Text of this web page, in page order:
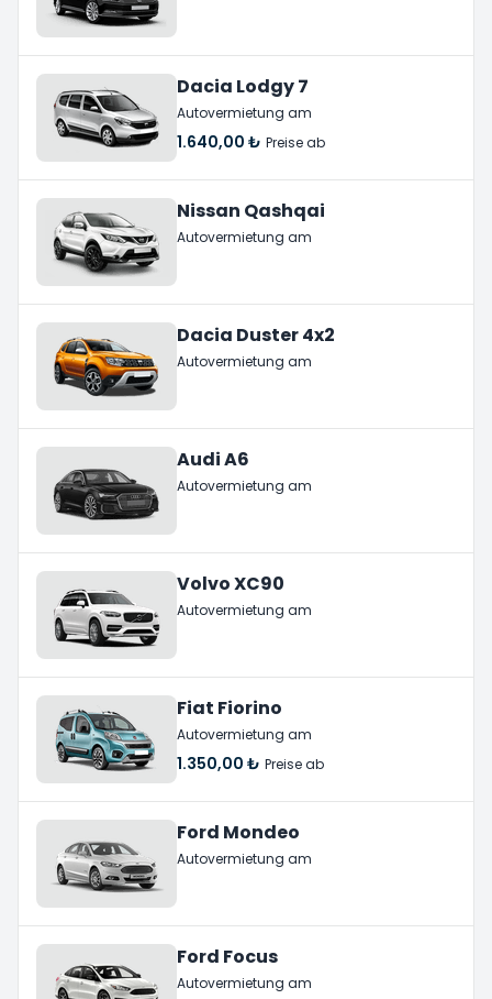
Dacia Lodgy 7
Autovermietung am
1.640,00 ₺ Preise ab
Nissan Qashqai
Autovermietung am
Dacia Duster 4x2
Autovermietung am
Audi A6
Autovermietung am
Volvo XC90
Autovermietung am
Fiat Fiorino
Autovermietung am
1.350,00 ₺ Preise ab
Ford Mondeo
Autovermietung am
Ford Focus
Autovermietung am